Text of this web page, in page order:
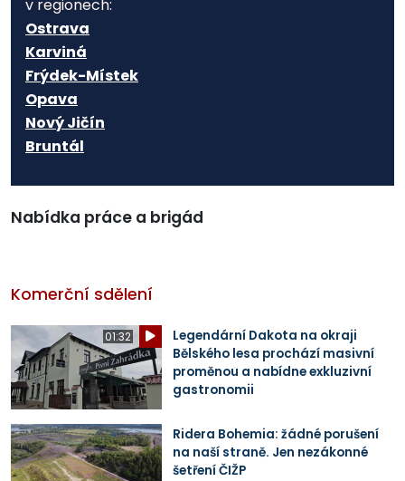
v regionech:
Ostrava
Karviná
Frýdek-Místek
Opava
Nový Jičín
Bruntál
Nabídka práce a brigád
Komerční sdělení
01:32
Legendární Dakota na okraji
Bělského lesa prochází masivní
proměnou a nabídne exkluzivní
gastronomii
Ridera Bohemia: žádné porušení
na naší straně. Jen nezákonné
šetření ČIŽP